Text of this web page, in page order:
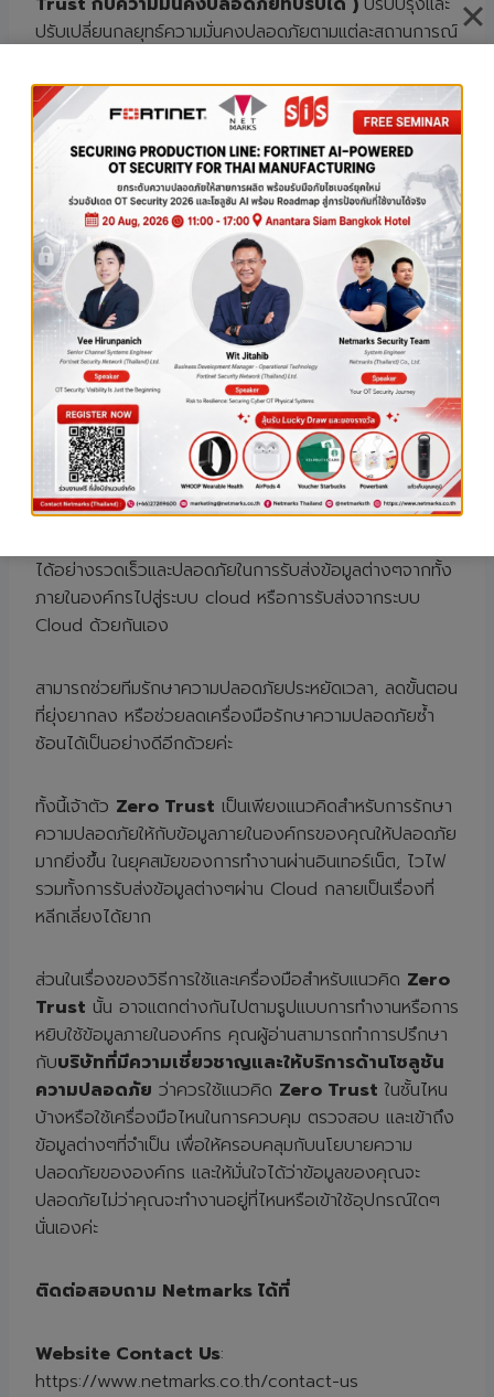
ปรับเปลี่ยนกลยุทธ์ความมั่นคงปลอดภัยตามแต่ละสถานการณ์
6. Encryption ( แนวคิด Zero Trust กับการเข้า
รหัส )ใช้การเข้ารหัสข้อมูลเพื่อรักษาความลับของข้อมูลที่ถูก
ส่งและข้อมูลที่ถูกเก็บ
ประโยชน์ของ Zero Trust
เนื่องจากโมเดลหรือแนวคิดแบบZero Trustสามารถ
รักษาความปลอดภัยแบบไร้ขอบเขตได้ ทำให้เป็นผลดีกับรูป
แบบการทำงานของหลายองค์กรให้สามารถทำงานทางไกลได้
ปลอดภัยมากยิ่งขึ้นทุกที่ทุกเวลาโดยใช้อุปกรณ์ใดก็ได้ด้วย
ความเสี่ยงที่ลดลง
ทำให้บุคคลในองค์กรมีเวลาให้ความสำคัญกับงานที่มีลำดับ
และลดช่องโหว่ระหว่างกระบวนการได้ดียิ่งขึ้น ตรวจจับภัย
ได้อย่างรวดเร็วและปลอดภัยในการรับส่งข้อมูลต่างๆจากทั้ง
ภายในองค์กรไปสู่ระบบ cloud หรือการรับส่งจากระบบ
Cloud ด้วยกันเอง
สามารถช่วยทีมรักษาความปลอดภัยประหยัดเวลา, ลดขั้นตอน
ที่ยุ่งยากลง หรือช่วยลดเครื่องมือรักษาความปลอดภัยซ้ำ
ซ้อนได้เป็นอย่างดีอีกด้วยค่ะ
ทั้งนี้เจ้าตัว Zero Trust เป็นเพียงแนวคิดสำหรับการรักษา
ความปลอดภัยให้กับข้อมูลภายในองค์กรของคุณให้ปลอดภัย
มากยิ่งขึ้น ในยุคสมัยของการทำงานผ่านอินเทอร์เน็ต, ไวไฟ
รวมทั้งการรับส่งข้อมูลต่างๆผ่าน Cloud กลายเป็นเรื่องที่
หลีกเลี่ยงได้ยาก
ส่วนในเรื่องของวิธีการใช้และเครื่องมือสำหรับแนวคิด Zero
Trust นั้น อาจแตกต่างกันไปตามรูปแบบการทำงานหรือการ
หยิบใช้ข้อมูลภายในองค์กร คุณผู้อ่านสามารถทำการปรึกษา
กับบริษัทที่มีความเชี่ยวชาญและให้บริการด้านโซลูชัน
ความปลอดภัย ว่าควรใช้แนวคิด Zero Trust ในชั้นไหน
บ้างหรือใช้เครื่องมือไหนในการควบคุม ตรวจสอบ และเข้าถึง
ข้อมูลต่างๆที่จำเป็น เพื่อให้ครอบคลุมกับนโยบายความ
ปลอดภัยขององค์กร และให้มั่นใจได้ว่าข้อมูลของคุณจะ
ปลอดภัยไม่ว่าคุณจะทำงานอยู่ที่ไหนหรือเข้าใช้อุปกรณ์ใดๆ
นั่นเองค่ะ
ติดต่อสอบถาม Netmarks ได้ที่
Website Contact Us:
https://www.netmarks.co.th/contact-us